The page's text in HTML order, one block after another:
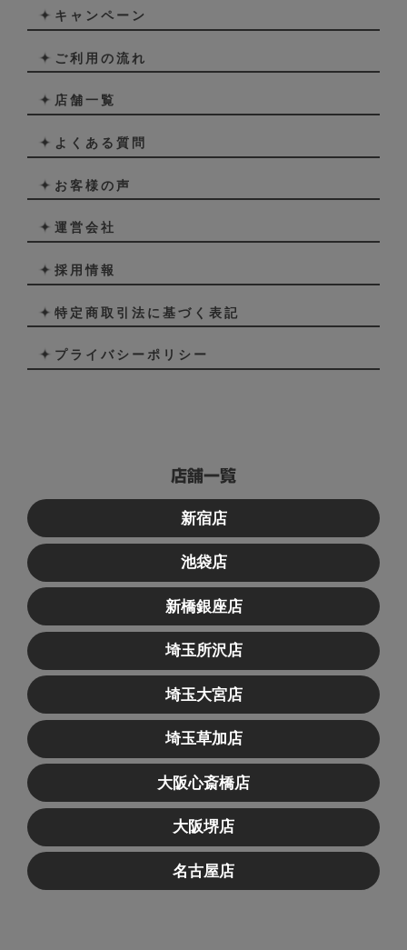
キャンペーン
ご利用の流れ
店舗一覧
よくある質問
お客様の声
運営会社
採用情報
特定商取引法に基づく表記
プライバシーポリシー
店舗一覧
新宿店
池袋店
新橋銀座店
埼玉所沢店
埼玉大宮店
埼玉草加店
大阪心斎橋店
大阪堺店
名古屋店